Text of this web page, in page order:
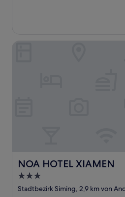
NOA HOTEL XIAMEN
NOA HOTEL XIAMEN
3.0-
Sterne-
Stadtbezirk Siming, 2,9 km von